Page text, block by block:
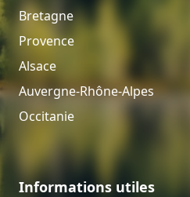
Bretagne
Provence
Alsace
Auvergne-Rhône-Alpes
Occitanie
Informations utiles